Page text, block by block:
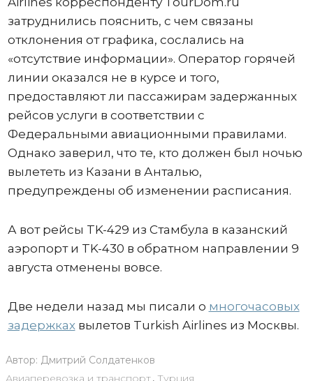
затруднились пояснить, с чем связаны
отклонения от графика, сослались на
«отсутствие информации». Оператор горячей
линии оказался не в курсе и того,
предоставляют ли пассажирам задержанных
рейсов услуги в соответствии с
Федеральными авиационными правилами.
Однако заверил, что те, кто должен был ночью
вылететь из Казани в Анталью,
предупреждены об изменении расписания.
А вот рейсы TK-429 из Стамбула в казанский
аэропорт и TK-430 в обратном направлении 9
августа отменены вовсе.
Две недели назад мы писали о многочасовых
задержкахвылетов Turkish Airlines из Москвы.
Автор: Дмитрий Солдатенков
Авиаперевозка и транспорт, Турция